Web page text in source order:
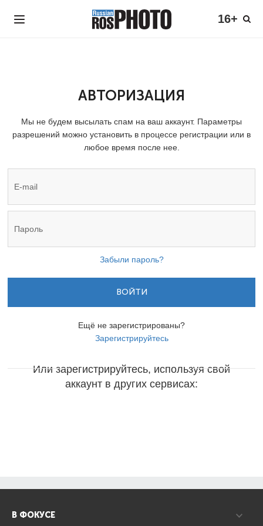
16+
АВТОРИЗАЦИЯ
Мы не будем высылать спам на ваш аккаунт. Параметры
разрешений можно установить в процессе регистрации или в
любое время после нее.
Забыли пароль?
ВОЙТИ
Ещё не зарегистрированы?
Зарегистрируйтесь
Или зарегистрируйтесь, используя свой
аккаунт в других сервисах:
В ФОКУСЕ